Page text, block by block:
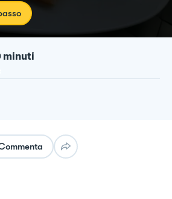
minuti